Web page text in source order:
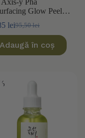
Axis-y Pha
Glow Peel
95,50lei
Prețul
a
fost:
leiPrețul
este:
66,85 lei.
Adaugă în coș